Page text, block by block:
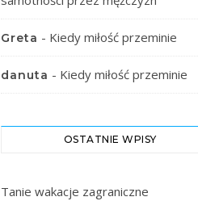
Greta - Kiedy miłość przeminie
danuta - Kiedy miłość przeminie
OSTATNIE WPISY
Tanie wakacje zagraniczne